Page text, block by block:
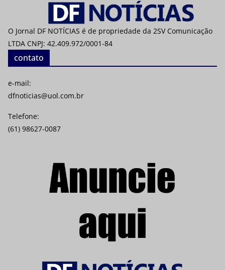
O Jornal DF NOTÍCIAS é de propriedade da 2SV Comunicação
LTDA CNPJ: 42.409.972/0001-84
contato
e-mail:
dfnoticias@uol.com.br
Telefone:
(61) 98627-0087